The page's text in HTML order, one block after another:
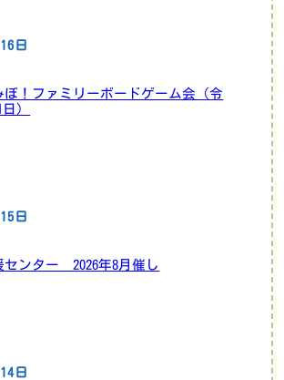
日
ぼ！ファミリーボードゲーム会（令
）
日
センター 2026年8月催し
日